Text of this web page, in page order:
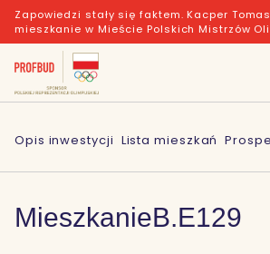
Zapowiedzi stały się faktem. Kacper
mieszkanie w Mieście Polskich Mistrzów
Opis inwestycji Lista mieszkań
MieszkanieB.E129